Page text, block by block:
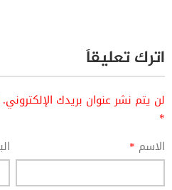
اترك تعليقاً
لن يتم نشر عنوان بريدك الإلكتروني.
*
الاسم *